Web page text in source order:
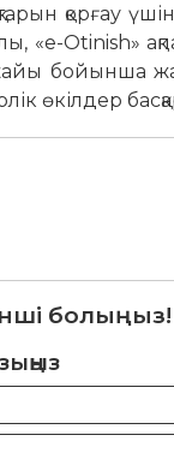
қорғау
«e-Otinish»
бойынша
өкілдер
болыңыз!